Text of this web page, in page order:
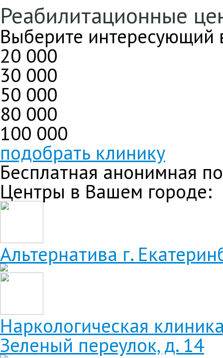
Реабилитационные
Выберите интересующий
20 000
30 000
50 000
80 000
100 000
подобрать клинику
Бесплатная анонимная
Центры в Вашем городе:
Альтернатива г.
Наркологическая
Зеленый переулок, д. 14